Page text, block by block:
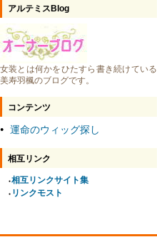
アルテミスBlog
女装とは何かをひたすら書き続けている
美寿羽楓のブログです。
コンテンツ
● 運命のウィッグ探し
相互リンク
●相互リンクサイト集
● リンクモスト